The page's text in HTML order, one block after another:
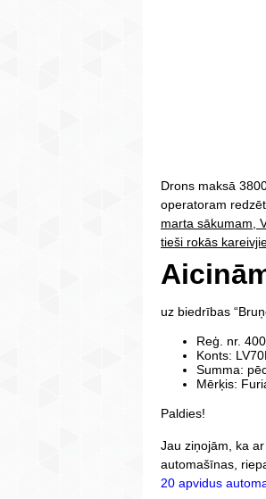
Drons maksā
operatoram
marta sākumam,
tieši rokās
uz biedrības
Reģ. nr.
Konts:
Summa:
Mērķis:
Paldies!
Jau ziņojām, ka
automašīnas,
20 apvidus